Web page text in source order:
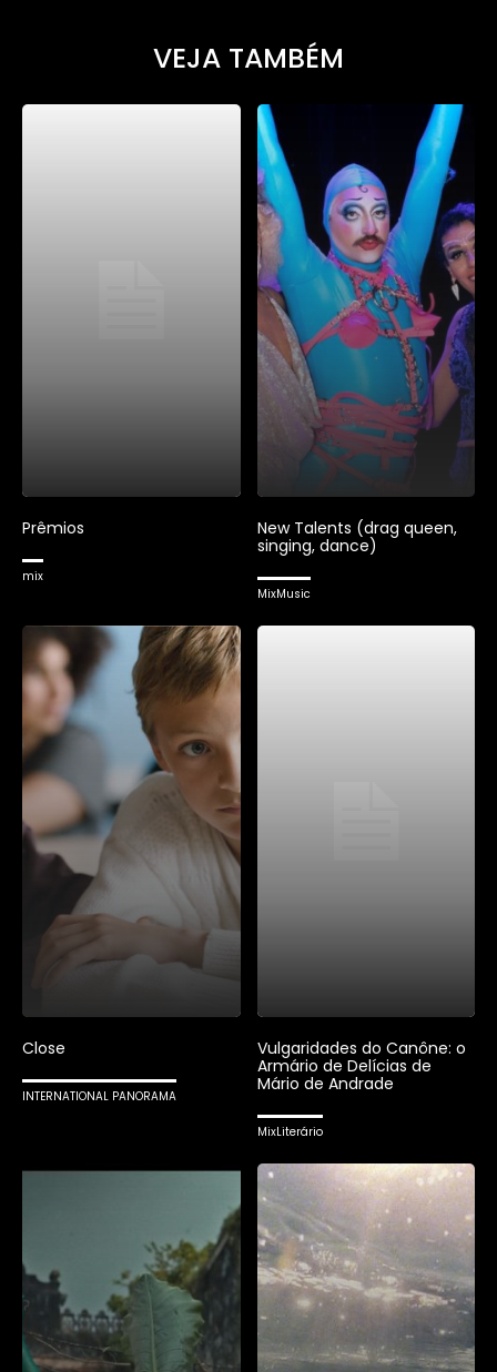
VEJA TAMBÉM
Prêmios
mix
New Talents (drag queen,
singing, dance)
MixMusic
Close
INTERNATIONAL PANORAMA
Vulgaridades do Canône: o
Armário de Delícias de
Mário de Andrade
MixLiterário